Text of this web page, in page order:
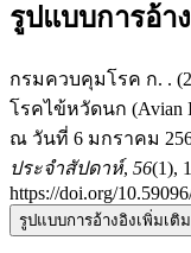
รูปแบบการอ้า
กรมควบคุมโรค ก. .
โรคไข้หวัดนก (Avian
ณ วันที่ 6 มกราคม
ประจำสัปดาห์, 56(1),
https://doi.org/
รูปแบบการอ้างอิงเพิ่มเติม